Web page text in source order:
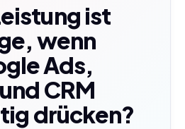
ist
wenn
Ads,
CRM
drücken?